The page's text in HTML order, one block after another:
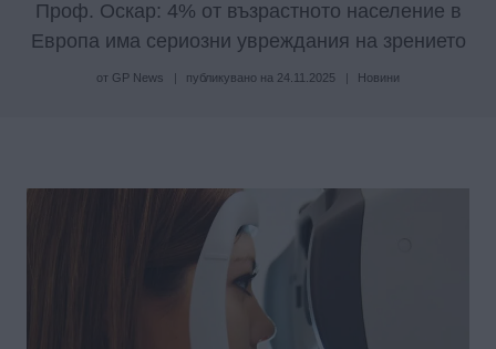
Проф. Оскар: 4% от възрастното население в
Европа има сериозни увреждания на зрението
от GP News публикувано на 24.11.2025 Новини